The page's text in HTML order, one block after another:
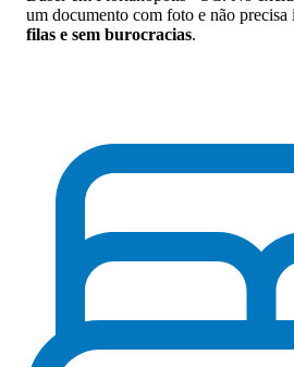
um documento com foto e não precisa
filas e sem burocracias.